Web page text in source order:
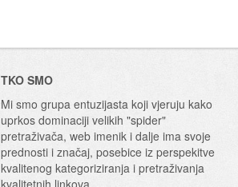
TKO SMO
Mi smo grupa entuzijasta koji vjeruju kako
uprkos dominaciji velikih "spider"
pretraživača, web imenik i dalje ima svoje
prednosti i značaj, posebice iz perspekitve
kvalitenog kategoriziranja i pretraživanja
kvalitetnih linkova.